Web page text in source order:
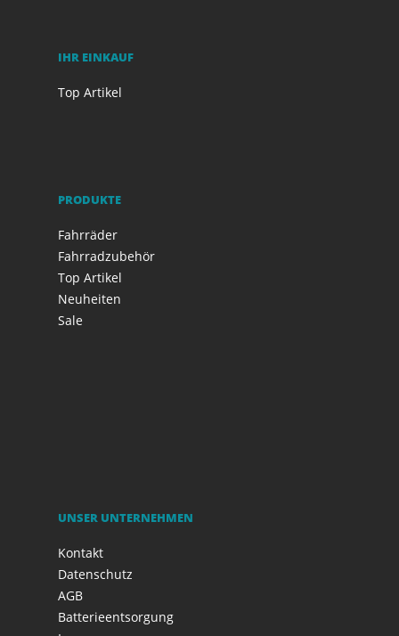
IHR EINKAUF
Top Artikel
PRODUKTE
Fahrräder
Fahrradzubehör
Top Artikel
Neuheiten
Sale
UNSER UNTERNEHMEN
Kontakt
Datenschutz
AGB
Batterieentsorgung